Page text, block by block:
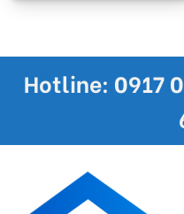
Hotline: 0917